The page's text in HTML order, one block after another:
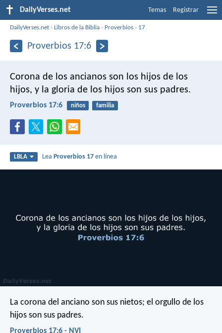
DailyVerses.net Temas Registrar
DailyVerses.net ›Libros de la Biblia › Proverbios › 17
Proverbios 17:6
Corona de los ancianos son los hijos de los
hijos, y la gloria de los hijos son sus padres.
Proverbios 17:6 niños familia
LBLA LeaProverbios 17 en línea
La corona del anciano son sus nietos; el orgullo de los
hijos son sus padres.
Proverbios 17:6 - NVI